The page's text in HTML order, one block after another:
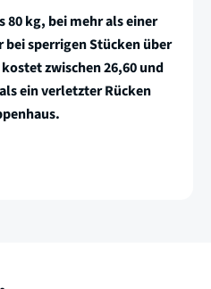
80 kg, bei mehr als einer
bei sperrigen Stücken über
zwischen 26,60 und
ein verletzter Rücken